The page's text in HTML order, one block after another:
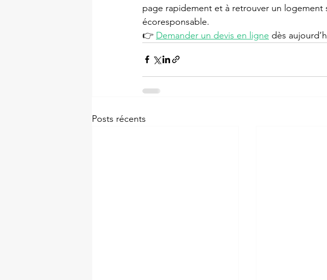
page rapidement et à retrouver un logement
écoresponsable.
👉 Demander un devis en ligne dès
Posts récents